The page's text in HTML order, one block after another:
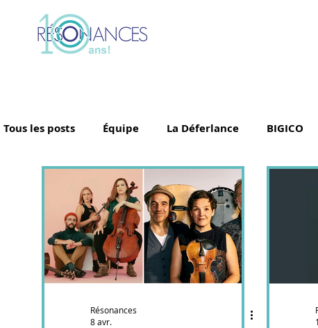
Tous les posts Équipe La Déferlance BIGICO
Simon Denizart AySay Tina Leon Grand
Les Archipels Maï(g)wenn et les orteils
Résonances
8 avr.